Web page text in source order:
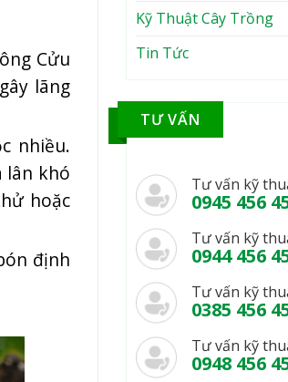
Cửu
lãng
nhiều.
lân khó
hoặc
định
Kỹ Thuật Cây Trồng
Tin Tức
TƯ VẤN
Tư vấn kỹ
0945 456
Tư vấn kỹ
0944 456
Tư vấn kỹ
0385 456
Tư vấn kỹ
0948 456